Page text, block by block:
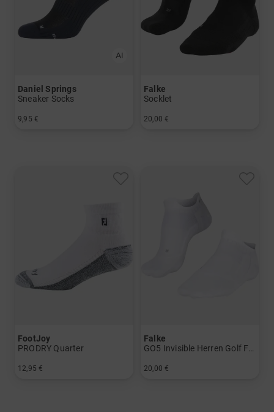
Daniel Springs
Sneaker Socks
9,95 €
Falke
Socklet
20,00 €
FootJoy
PRODRY Quarter
12,95 €
Falke
20,00 €